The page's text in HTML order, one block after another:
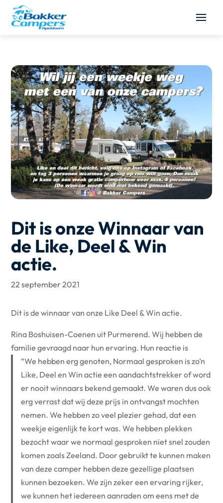
Dit is onze Winnaar van
de Like, Deel & Win
actie.
22 september 2021
Dit is de winnaar van onze Like Deel & Win actie.
Rina Boshuisen-Coenen uit Purmerend. Wij hebben de
familie gevraagd naar hun ervaring. Hun reactie is
“We hebben erg genoten, Normaal gesproken is zo’n
Like, Deel en Win actie een aandachtstrekker of word
er nooit winnaars bekend gemaakt. We waren dus ook
erg verrast dat wij deze prijs in ontvangst mochten
nemen. We hebben zo veel plezier gehad, dat een
weekje eigenlijk te kort was. We hebben plekken
bezocht waar we normaal gesproken niet snel zouden
komen zoals Zeeland. Door gebruikt te kunnen maken
van deze camper hebben deze gezellige plaatsen
kunnen bezoeken. We zijn zeker een ervaring rijker,
we kunnen het iedereen aanraden om eens met de